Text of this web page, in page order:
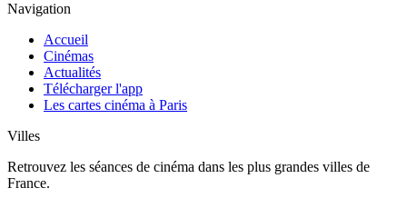
Navigation
Accueil
Cinémas
Actualités
Télécharger l'app
Les cartes cinéma à Paris
Villes
Retrouvez les séances de cinéma dans les plus grandes villes de
France.